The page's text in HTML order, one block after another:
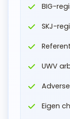
BIG-
SKJ-
UWV
Eigen